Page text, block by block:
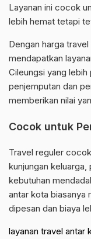
Layanan ini cocok
lebih hemat tetapi
Dengan harga
mendapatkan
Cileungsi yang
penjemputan dan
memberikan nilai
Cocok untuk
Travel reguler
kunjungan keluarga,
kebutuhan
antar kota biasanya
dipesan dan biaya
layanan travel antar